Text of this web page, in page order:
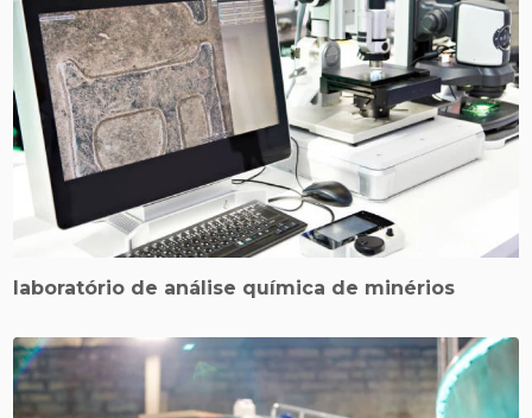
laboratório de análise química de minérios